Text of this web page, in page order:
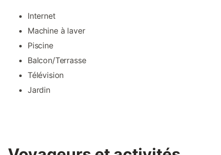
Internet
Machine à laver
Piscine
Balcon/Terrasse
Télévision
Jardin